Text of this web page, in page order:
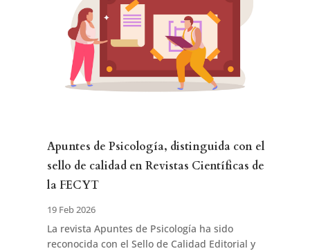
Apuntes de Psicología, distinguida con el
sello de calidad en Revistas Científicas de
la FECYT
19 Feb 2026
La revista Apuntes de Psicología ha sido
reconocida con el Sello de Calidad Editorial y